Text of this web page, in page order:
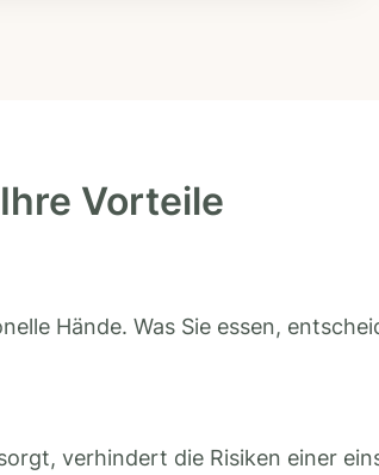
Ihre Vorteile
Hände. Was Sie essen,
verhindert die Risiken einer